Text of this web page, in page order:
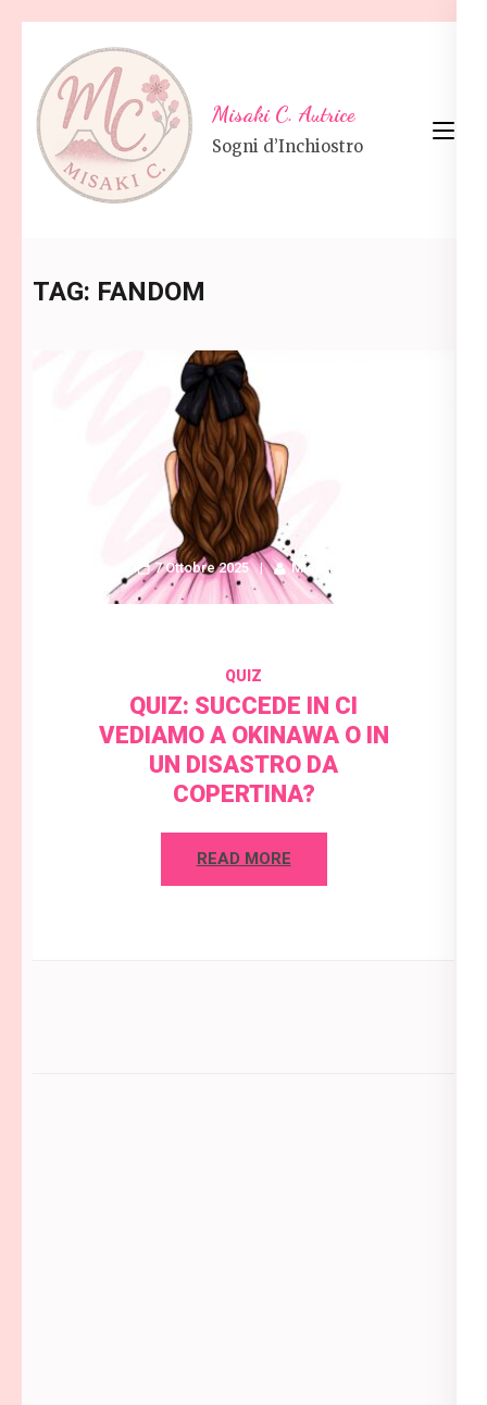
content
(Press
Enter)
Misaki C. Autrice
Sogni d’Inchiostro
TAG: FANDOM
7 Ottobre 2025 Misaki C.
QUIZ
QUIZ: SUCCEDE IN CI
VEDIAMO A OKINAWA O IN
UN DISASTRO DA
COPERTINA?
READ MORE